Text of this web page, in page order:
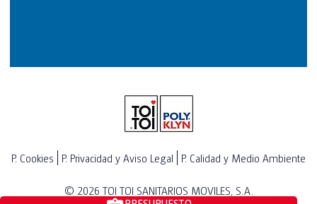
© 2026 TOI TOI SANITARIOS MOVILES, S.A.
P. Cookies P. Privacidad y Aviso Legal P. Calidad y Medio Ambiente